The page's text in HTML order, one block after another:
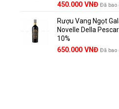
450.000 VNĐ Đã bao
Rượu Vang Ngọt
Novelle Della
10%
650.000 VNĐ Đã bao